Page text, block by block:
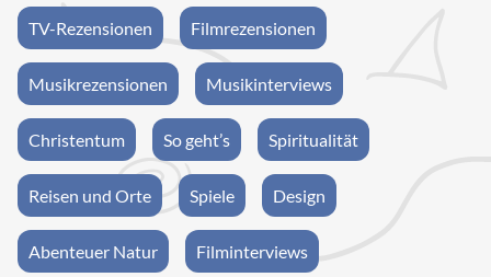
TV-Rezensionen Filmrezensionen
Musikrezensionen Musikinterviews
Christentum So geht’s Spiritualität
Reisen und Orte Spiele Design
Abenteuer Natur Filminterviews